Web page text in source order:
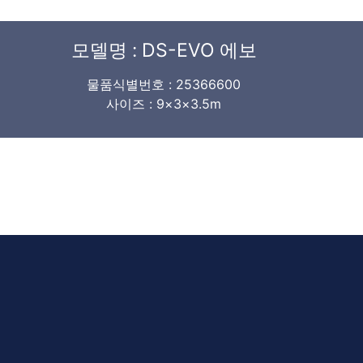
모델명 : DS-EVO 에보
물품식별번호 : 25366600
사이즈 : 9×3×3.5m